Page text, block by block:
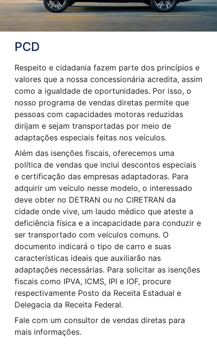
PCD
Respeito e cidadania fazem parte dos princípios e
valores que a nossa concessionária acredita, assim
como a igualdade de oportunidades. Por isso, o
nosso programa de vendas diretas permite que
pessoas com capacidades motoras reduzidas
dirijam e sejam transportadas por meio de
adaptações especiais feitas nos veículos.
Além das isenções fiscais, oferecemos uma
política de vendas que inclui descontos especiais
e certificação das empresas adaptadoras. Para
adquirir um veículo nesse modelo, o interessado
deve obter no DETRAN ou no CIRETRAN da
cidade onde vive, um laudo médico que ateste a
deficiência física e a incapacidade para conduzir e
ser transportado com veículos comuns. O
documento indicará o tipo de carro e suas
características ideais que auxiliarão nas
adaptações necessárias. Para solicitar as isenções
fiscais como IPVA, ICMS, IPI e IOF, procure
respectivamente Posto da Receita Estadual e
Delegacia da Receita Federal.
Fale com um consultor de vendas diretas para
mais informações.